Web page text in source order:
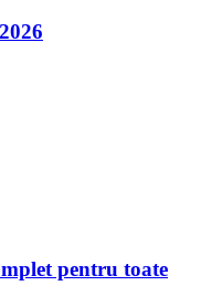
pentru toate